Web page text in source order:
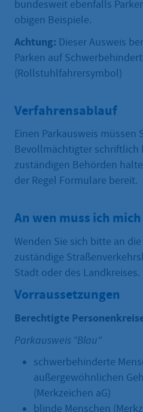
bundesweit ebenfalls
obigen Beispiele.
Achtung: Dieser Ausweis
Parken auf
(Rollstuhlfahrersymbol)
Verfahrensablauf
Einen Parkausweis müssen
Bevollmächtigter schriftlich
zuständigen Behörden
der Regel Formulare bereit.
An wen muss ich
Wenden Sie sich bitte an
zuständige
Stadt oder des Landkreises.
Vorraussetzungen
Berechtigte
Parkausweis "Blau"
schwerbehinderte
außergewöhnlichen
(Merkzeichen aG)
blinde Menschen